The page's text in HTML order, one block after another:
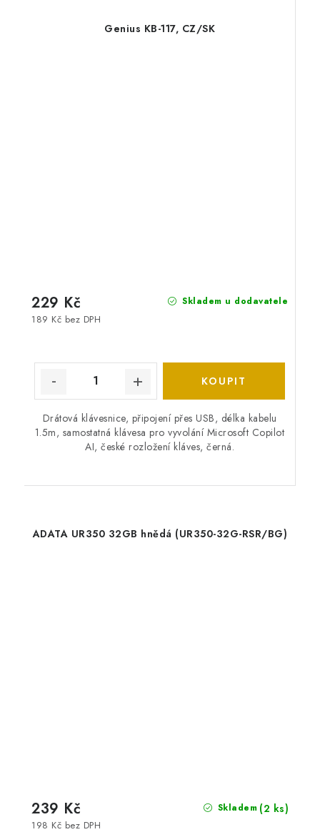
Genius KB-117, CZ/SK
Skladem u dodavatele
189 Kč bez DPH
229 Kč
Drátová klávesnice, připojení přes USB, délka kabelu
1.5m, samostatná klávesa pro vyvolání Microsoft Copilot
AI, české rozložení kláves, černá.
ADATA UR350 32GB hnědá (UR350-32G-RSR/BG)
Skladem (2 ks)
198 Kč bez DPH
239 Kč